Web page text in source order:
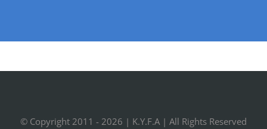
© Copyright 2011 - 2026 | K.Y.F.A | All Rights Reserved